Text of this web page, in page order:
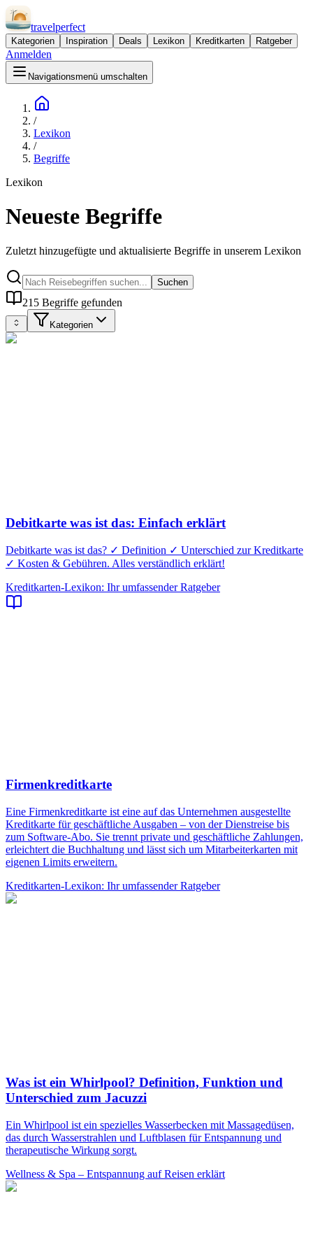
travelperfect
Kategorien Inspiration Deals Lexikon Kreditkarten Ratgeber
Anmelden
Navigationsmenü umschalten
/
Lexikon
/
Begriffe
Lexikon
Neueste Begriffe
Zuletzt hinzugefügte und aktualisierte Begriffe in unserem Lexikon
Suchen
215 Begriffe gefunden
Kategorien
Debitkarte was ist das: Einfach erklärt
Debitkarte was ist das? ✓ Definition ✓ Unterschied zur Kreditkarte
✓ Kosten & Gebühren. Alles verständlich erklärt!
Kreditkarten-Lexikon: Ihr umfassender Ratgeber
Firmenkreditkarte
Eine Firmenkreditkarte ist eine auf das Unternehmen ausgestellte
Kreditkarte für geschäftliche Ausgaben – von der Dienstreise bis
zum Software-Abo. Sie trennt private und geschäftliche Zahlungen,
erleichtert die Buchhaltung und lässt sich um Mitarbeiterkarten mit
eigenen Limits erweitern.
Kreditkarten-Lexikon: Ihr umfassender Ratgeber
Was ist ein Whirlpool? Definition, Funktion und
Unterschied zum Jacuzzi
Ein Whirlpool ist ein spezielles Wasserbecken mit Massagedüsen,
das durch Wasserstrahlen und Luftblasen für Entspannung und
therapeutische Wirkung sorgt.
Wellness & Spa – Entspannung auf Reisen erklärt